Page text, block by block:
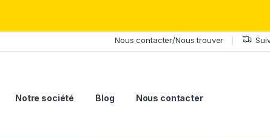
Nous contacter/Nous trouver
Notre société Blog Nous contacter